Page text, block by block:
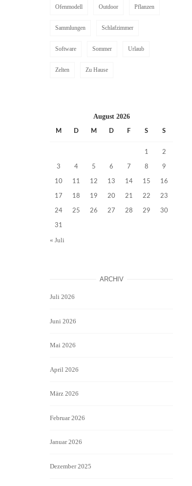
Ofenmodell Outdoor Pflanzen
Sammlungen Schlafzimmer
Software Sommer Urlaub
Zelten Zu Hause
August 2026
M D M D F S S
1 2
3 4 5 6 7 8 9
10 11 12 13 14 15 16
17 18 19 20 21 22 23
24 25 26 27 28 29 30
31
« Juli
ARCHIV
Juli 2026
Juni 2026
Mai 2026
April 2026
März 2026
Februar 2026
Januar 2026
Dezember 2025